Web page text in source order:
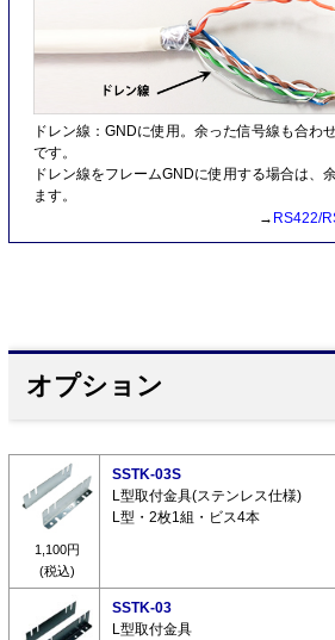
ドレン線：GNDに使用。余った信号線も合わ
です。
ドレン線をフレームGNDに使用する場合は、
ます。
→ RS422/
オプション
1,100円
(税込)
SSTK-03S
L型取付金具(ステンレス仕様)
L型・2枚1組・ビス4本
SSTK-03
L型取付金具